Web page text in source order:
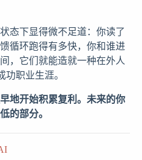
态下显得微不足道：你读了
循环跑得有多快，你和谁进
，它们就能造就一种在外人
职业生涯。
地开始积累复利。未来的你
的部分。